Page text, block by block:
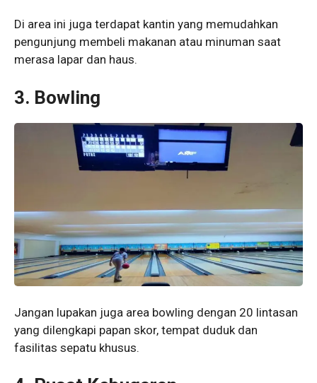
Di area ini juga terdapat kantin yang memudahkan
pengunjung membeli makanan atau minuman saat
merasa lapar dan haus.
3. Bowling
Jangan lupakan juga area bowling dengan 20 lintasan
yang dilengkapi papan skor, tempat duduk dan
fasilitas sepatu khusus.